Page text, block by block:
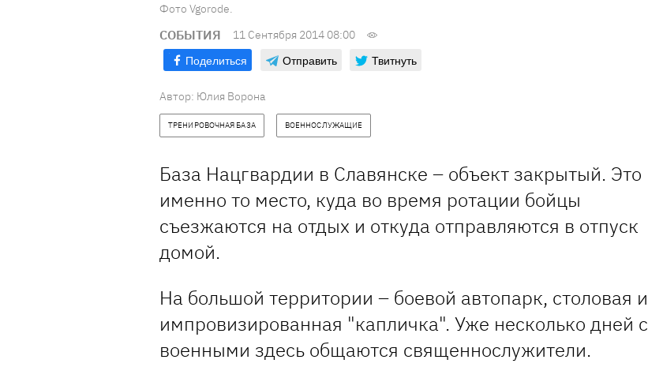
Фото Vgorode.
СОБЫТИЯ 11 Сентября 2014 08:00
Поделиться Отправить Твитнуть
Автор: Юлия Ворона
ТРЕНИРОВОЧНАЯ БАЗА ВОЕННОСЛУЖАЩИЕ
База Нацгвардии в Славянске – объект закрытый. Это
именно то место, куда во время ротации бойцы
съезжаются на отдых и откуда отправляются в отпуск
домой.
На большой территории – боевой автопарк, столовая и
импровизированная "капличка". Уже несколько дней с
военными здесь общаются священнослужители.